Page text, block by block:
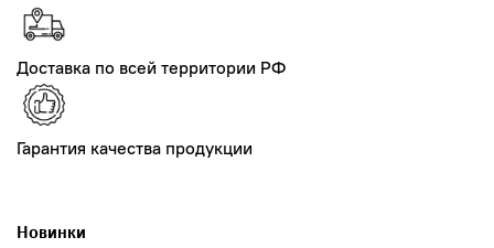
Доставка по всей территории РФ
Гарантия качества продукции
Новинки